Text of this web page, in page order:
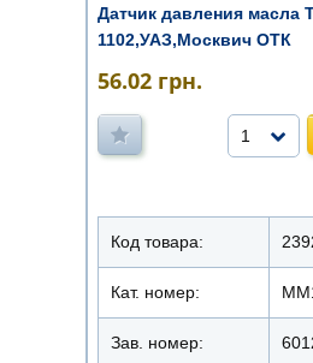
Датчик давления масла
1102,УАЗ,Москвич ОТК
56.02 грн.
1
Код товара:
Кат. номер:
Зав. номер: